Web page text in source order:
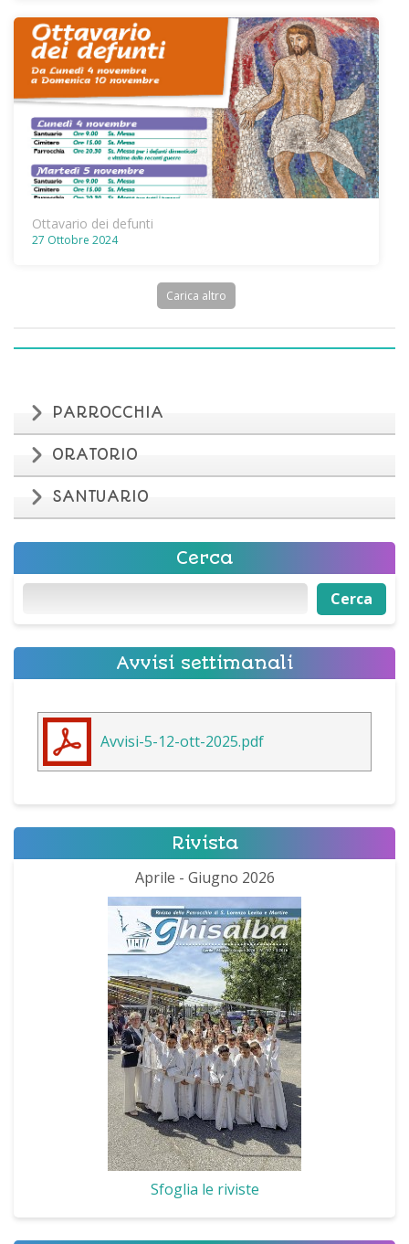
Ottavario dei defunti
27 Ottobre 2024
Carica altro
PARROCCHIA
ORATORIO
SANTUARIO
Cerca
Cerca Cerca
Avvisi settimanali
Avvisi-5-12-ott-2025.pdf
Rivista
Aprile - Giugno 2026
Sfoglia le riviste